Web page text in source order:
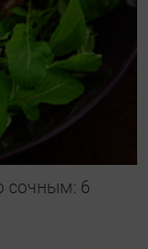
сочным: 6